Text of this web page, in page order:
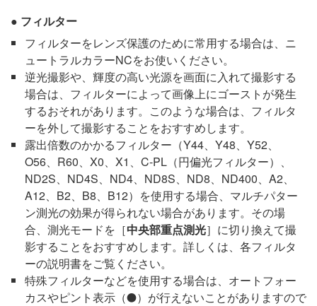
フィルター
フィルターをレンズ保護のために常用する場合は、ニ
ュートラルカラーNCをお使いください。
逆光撮影や、輝度の高い光源を画面に入れて撮影する
場合は、フィルターによって画像上にゴーストが発生
するおそれがあります。このような場合は、フィルタ
ーを外して撮影することをおすすめします。
露出倍数のかかるフィルター（Y44、Y48、Y52、
O56、R60、X0、X1、C-PL（円偏光フィルター）、
ND2S、ND4S、ND4、ND8S、ND8、ND400、A2、
A12、B2、B8、B12）を使用する場合、マルチパター
ン測光の効果が得られない場合があります。その場
合、測光モードを［中央部重点測光］に切り換えて撮
影することをおすすめします。詳しくは、各フィルタ
ーの説明書をご覧ください。
特殊フィルターなどを使用する場合は、オートフォー
カスやピント表示（I）が行えないことがありますので